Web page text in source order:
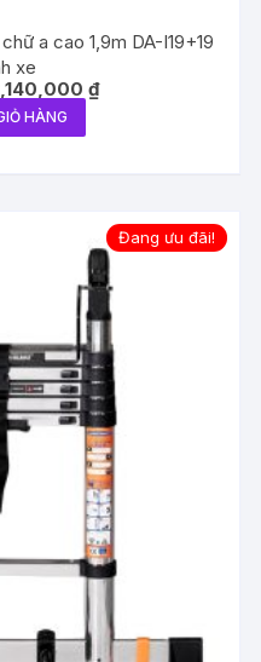
a cao 1,9m DA-I19+19
xe
₫.
₫Giá
hiện
HÀNG
Đang ưu đãi!